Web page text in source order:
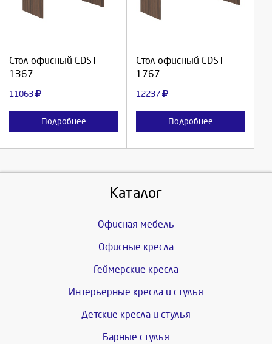
Стол офисный EDST
1367
11063
Подробнее
Стол офисный EDST
1767
12237
Подробнее
Каталог
Офисная мебель
Офисные кресла
Геймерские кресла
Интерьерные кресла и стулья
Детские кресла и стулья
Барные стулья